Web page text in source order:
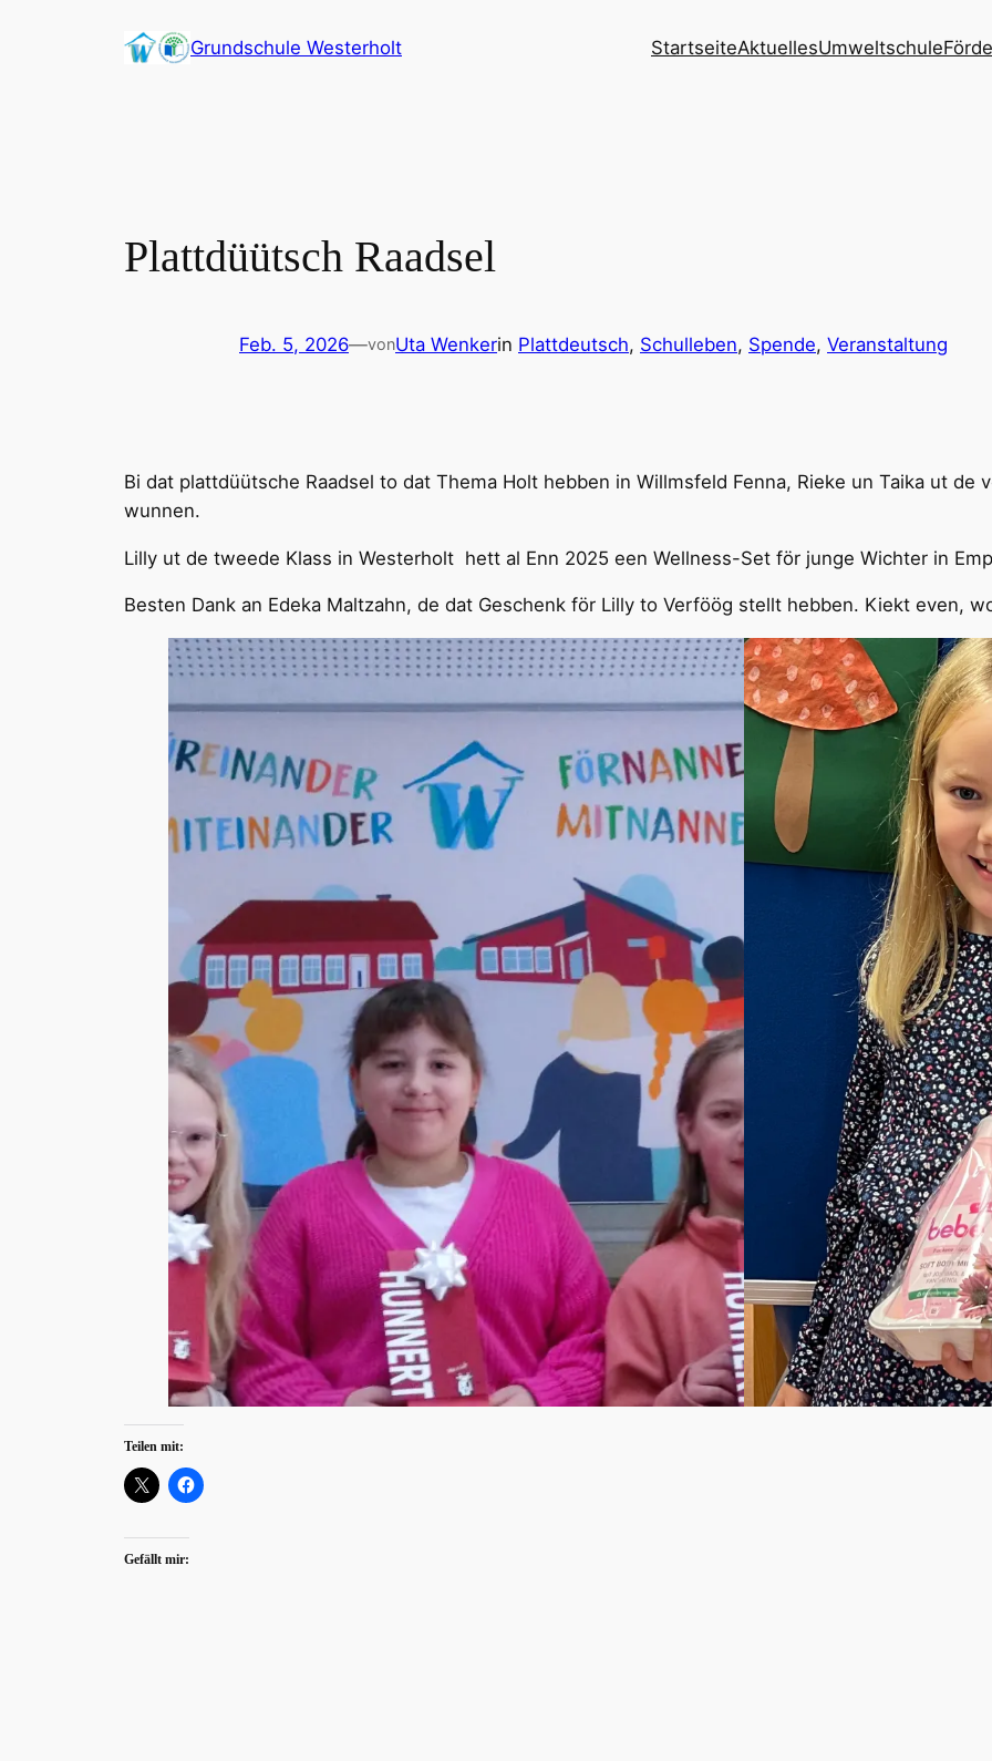
Grundschule Westerholt StartseiteAktuellesUmweltschule
Plattdüütsch Raadsel
Feb. 5, 2026—vonUta Wenkerin Plattdeutsch, Schulleben, Spende, Veranstaltung
Bi dat plattdüütsche Raadsel to dat Thema Holt hebben in Willmsfeld Fenna, Rieke un Taika ut de
wunnen.
Lilly ut de tweede Klass in Westerholt hett al Enn 2025 een Wellness-Set för junge Wichter in
Besten Dank an Edeka Maltzahn, de dat Geschenk för Lilly to Verföög stellt hebben. Kiekt even,
Teilen mit:
Gefällt mir: